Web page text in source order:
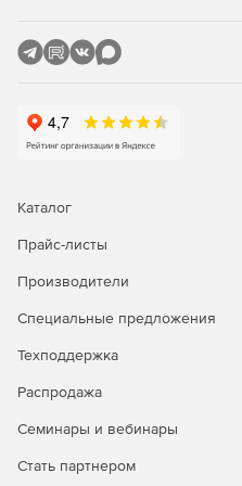
Являясь единственным
приложение Burstek
исключительную
Directory гарантирует
проблем, связанных с
большого количества
удалении пользователя.
Своего рода фундаментом
List. В распоряжении
исчерпывающая база
чем в 50 категорий.
Каталог
Прайс-листы
Производители
Специальные предложения
Техподдержка
Распродажа
Семинары и вебинары
Стать партнером